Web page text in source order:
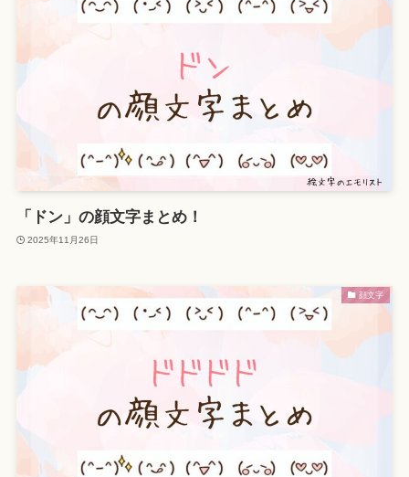
「ドン」の顔文字まとめ！
2025年11月26日
顔文字